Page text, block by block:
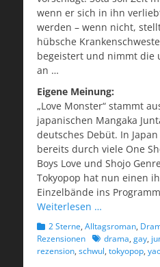
wenn er sich in ihn
werden – wenn nicht,
hübsche
begeistert und nimmt die
an …
Eigene Meinung:
„Love Monster“ stammt
japanischen Mangaka
deutsches Debüt. In
bereits durch viele One
Boys Love und Shojo
Tokyopop hat nun einen
Einzelbände ins
Weiterlesen …
Kategorien
2 Sterne, Alltagsroman,
Rezensionen Schlagworte
drama, gay,
rezension, schwul, tokyopop,